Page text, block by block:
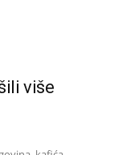
više